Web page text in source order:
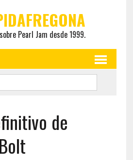
Pearl Jam desde 1999.
de